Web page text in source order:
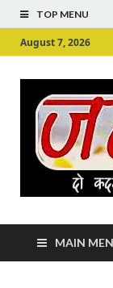
TOP MENU
August 7, 2026
MAIN